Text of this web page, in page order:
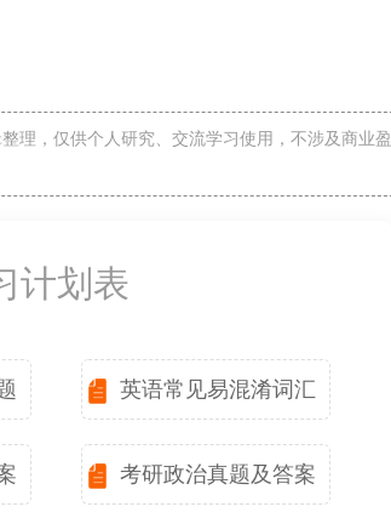
理，仅供个人研究、交流学习使用，不涉及商业盈
计划表
英语常见易混淆词汇
考研政治真题及答案